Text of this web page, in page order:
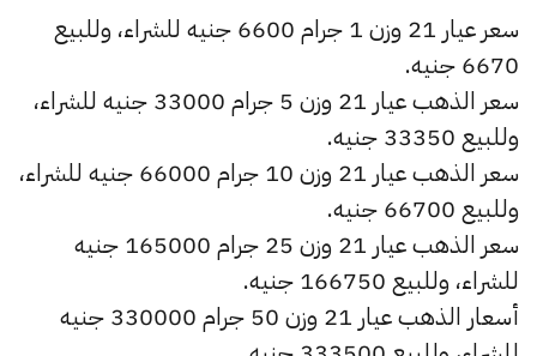
سعر عيار 21 وزن 1 جرام 6600 جنيه للشراء، وللبيع
6670 جنيه.
سعر الذهب عيار 21 وزن 5 جرام 33000 جنيه للشراء،
وللبيع 33350 جنيه.
سعر الذهب عيار 21 وزن 10 جرام 66000 جنيه للشراء،
وللبيع 66700 جنيه.
سعر الذهب عيار 21 وزن 25 جرام 165000 جنيه
للشراء، وللبيع 166750 جنيه.
أسعار الذهب عيار 21 وزن 50 جرام 330000 جنيه